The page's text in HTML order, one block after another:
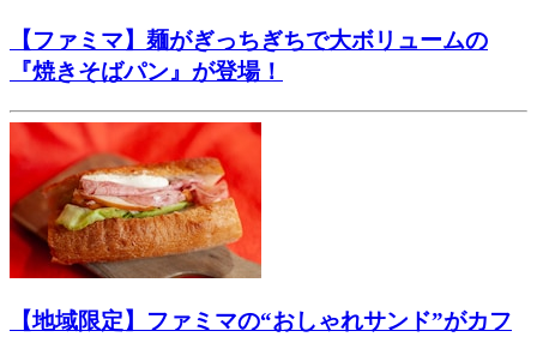
【ファミマ】麺がぎっちぎちで大ボリュームの
『焼きそばパン』が登場！
【地域限定】ファミマの“おしゃれサンド”がカフ